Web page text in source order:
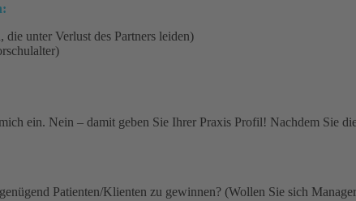
unter Verlust des Partners leiden)
ein. Nein – damit geben Sie Ihrer Praxis Profil! Nachdem Sie
Patienten/Klienten zu gewinnen? (Wollen Sie sich